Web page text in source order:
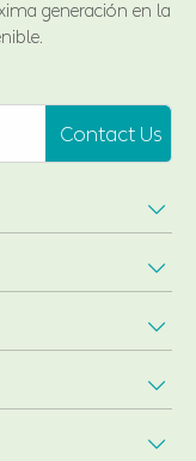
generación en la
Contact Us




